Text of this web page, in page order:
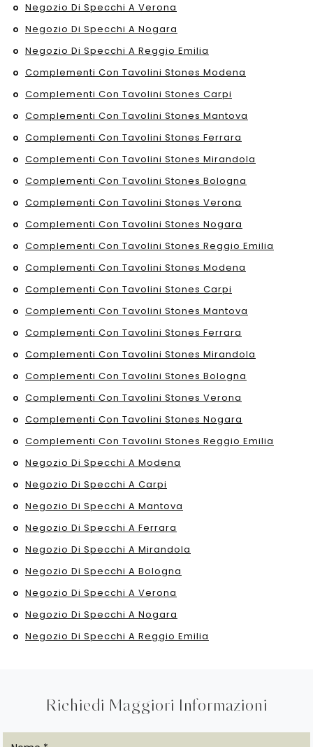
Negozio Di Specchi A Verona
Negozio Di Specchi A Nogara
Negozio Di Specchi A Reggio Emilia
Complementi Con Tavolini Stones Modena
Complementi Con Tavolini Stones Carpi
Complementi Con Tavolini Stones Mantova
Complementi Con Tavolini Stones Ferrara
Complementi Con Tavolini Stones Mirandola
Complementi Con Tavolini Stones Bologna
Complementi Con Tavolini Stones Verona
Complementi Con Tavolini Stones Nogara
Complementi Con Tavolini Stones Reggio Emilia
Complementi Con Tavolini Stones Modena
Complementi Con Tavolini Stones Carpi
Complementi Con Tavolini Stones Mantova
Complementi Con Tavolini Stones Ferrara
Complementi Con Tavolini Stones Mirandola
Complementi Con Tavolini Stones Bologna
Complementi Con Tavolini Stones Verona
Complementi Con Tavolini Stones Nogara
Complementi Con Tavolini Stones Reggio Emilia
Negozio Di Specchi A Modena
Negozio Di Specchi A Carpi
Negozio Di Specchi A Mantova
Negozio Di Specchi A Ferrara
Negozio Di Specchi A Mirandola
Negozio Di Specchi A Bologna
Negozio Di Specchi A Verona
Negozio Di Specchi A Nogara
Negozio Di Specchi A Reggio Emilia
Richiedi Maggiori Informazioni